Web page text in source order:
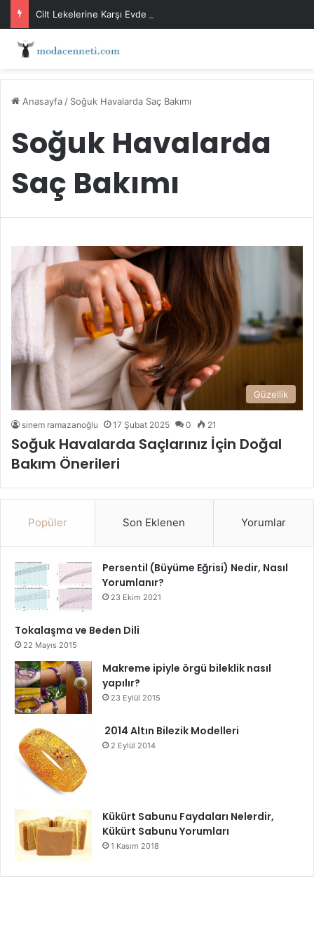
Cilt Lekelerine Karşı Evde Maske Önerileri
Anasayfa / Soğuk Havalarda Saç Bakımı
Soğuk Havalarda
Saç Bakımı
Güzellik
sinem ramazanoğlu 17 Şubat 2025 0 21
Soğuk Havalarda Saçlarınız İçin Doğal
Bakım Önerileri
Popüler Son Eklenen Yorumlar
Persentil (Büyüme Eğrisi) Nedir, Nasıl
Yorumlanır?
23 Ekim 2021
Tokalaşma ve Beden Dili
22 Mayıs 2015
Makreme ipiyle örgü bileklik nasıl
yapılır?
23 Eylül 2015
2014 Altın Bilezik Modelleri
2 Eylül 2014
Kükürt Sabunu Faydaları Nelerdir,
Kükürt Sabunu Yorumları
1 Kasım 2018